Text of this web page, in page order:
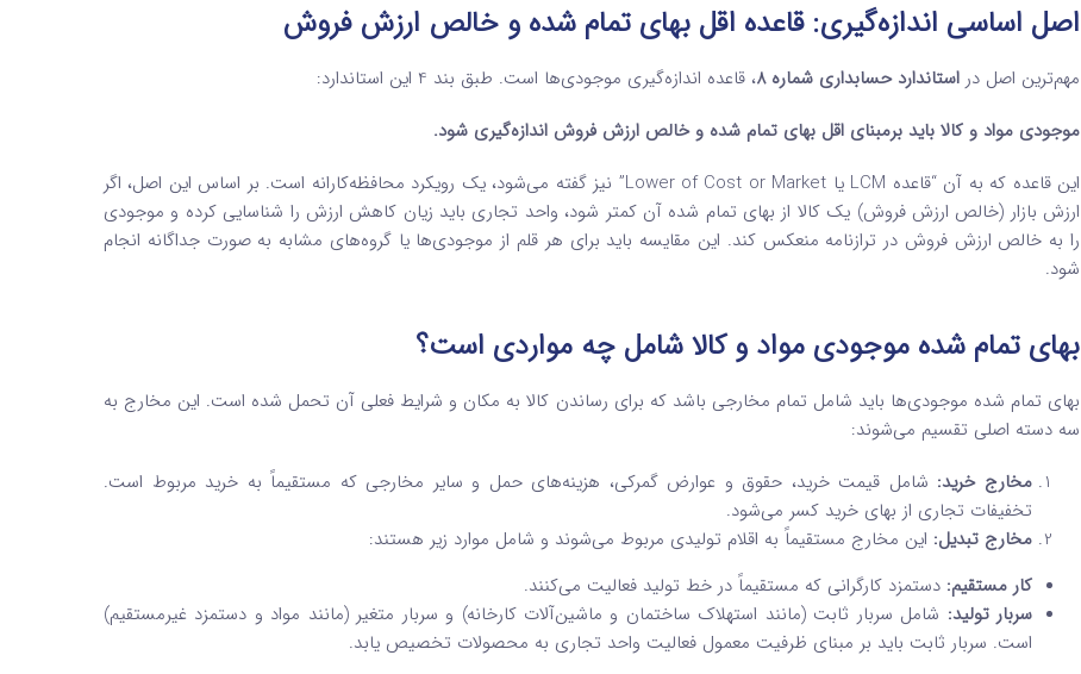
اصل اساسی اندازه‌گیری: قاعده اقل بهای تمام شده و خالص ارزش فروش
مهم‌ترین اصل در استاندارد حسابداری شماره 8 ، قاعده اندازه‌گیری موجودی‌ها است. طبق بند 4 این استاندارد:
موجودی مواد و کالا باید برمبنای اقل بهای تمام شده و خالص ارزش فروش اندازه‌گیری شود.
این قاعده که به آن “قاعده LCM یا Lower of Cost or Market” نیز گفته می‌شود، یک رویکرد محافظه‌کارانه است. بر اساس این اصل، اگر
ارزش بازار (خالص ارزش فروش) یک کالا از بهای تمام شده آن کمتر شود، واحد تجاری باید زیان کاهش ارزش را شناسایی کرده و موجودی
را به خالص ارزش فروش در ترازنامه منعکس کند. این مقایسه باید برای هر قلم از موجودی‌ها یا گروه‌های مشابه به صورت جداگانه انجام
شود.
بهای تمام شده موجودی مواد و کالا شامل چه مواردی است؟
بهای تمام شده موجودی‌ها باید شامل تمام مخارجی باشد که برای رساندن کالا به مکان و شرایط فعلی آن تحمل شده است. این مخارج به
سه دسته اصلی تقسیم می‌شوند:
مخارج خرید: شامل قیمت خرید، حقوق و عوارض گمرکی، هزینه‌های حمل و سایر مخارجی که مستقیماً به خرید مربوط است.
تخفیفات تجاری از بهای خرید کسر می‌شود.
مخارج تبدیل: این مخارج مستقیماً به اقلام تولیدی مربوط می‌شوند و شامل موارد زیر هستند:
کار مستقیم: دستمزد کارگرانی که مستقیماً در خط تولید فعالیت می‌کنند.
سربار تولید: شامل سربار ثابت (مانند استهلاک ساختمان و ماشین‌آلات کارخانه) و سربار متغیر (مانند مواد و دستمزد غیرمستقیم)
است. سربار ثابت باید بر مبنای ظرفیت معمول فعالیت واحد تجاری به محصولات تخصیص یابد.